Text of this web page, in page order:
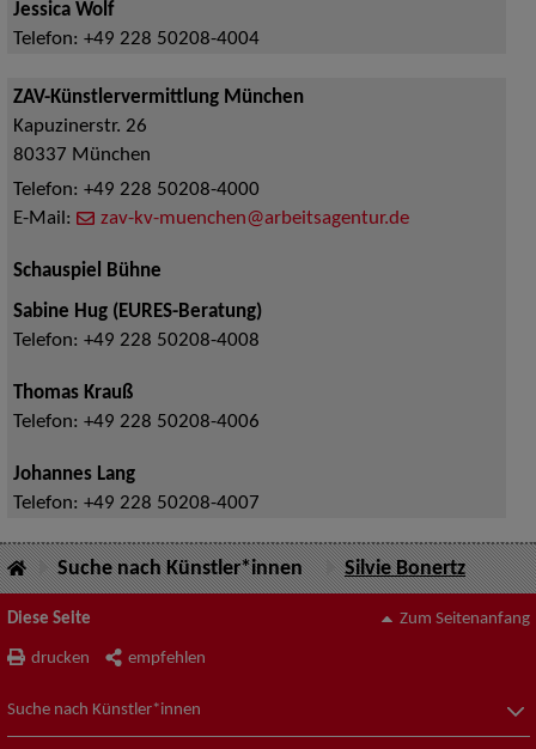
Jessica Wolf
Telefon: +49 228 50208-4004
ZAV-Künstlervermittlung München
Kapuzinerstr. 26
80337 München
Telefon: +49 228 50208-4000
E-Mail:
zav-kv-muenchen@arbeitsagentur.de
Schauspiel Bühne
Sabine Hug (EURES-Beratung)
Telefon: +49 228 50208-4008
Thomas Krauß
Telefon: +49 228 50208-4006
Johannes Lang
Telefon: +49 228 50208-4007
Suche nach Künstler*innen Silvie Bonertz
Diese Seite
drucken empfehlen
Zum Seitenanfang
Suche nach Künstler*innen